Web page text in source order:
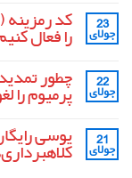
Smoke
در
پابجی
موبایل
برای
آشنایی
با
مشخصات
تفنگ
MK14
در
پابجی
ثبت
نشده 23
جولای را فعال
برای
کد
رمزینه
فری
فایر
چیست
ثبت
نشده 22
جولای پرمیوم را
برای
چطور
تمدید
ثبت
نشده 21
جولای
یوسی